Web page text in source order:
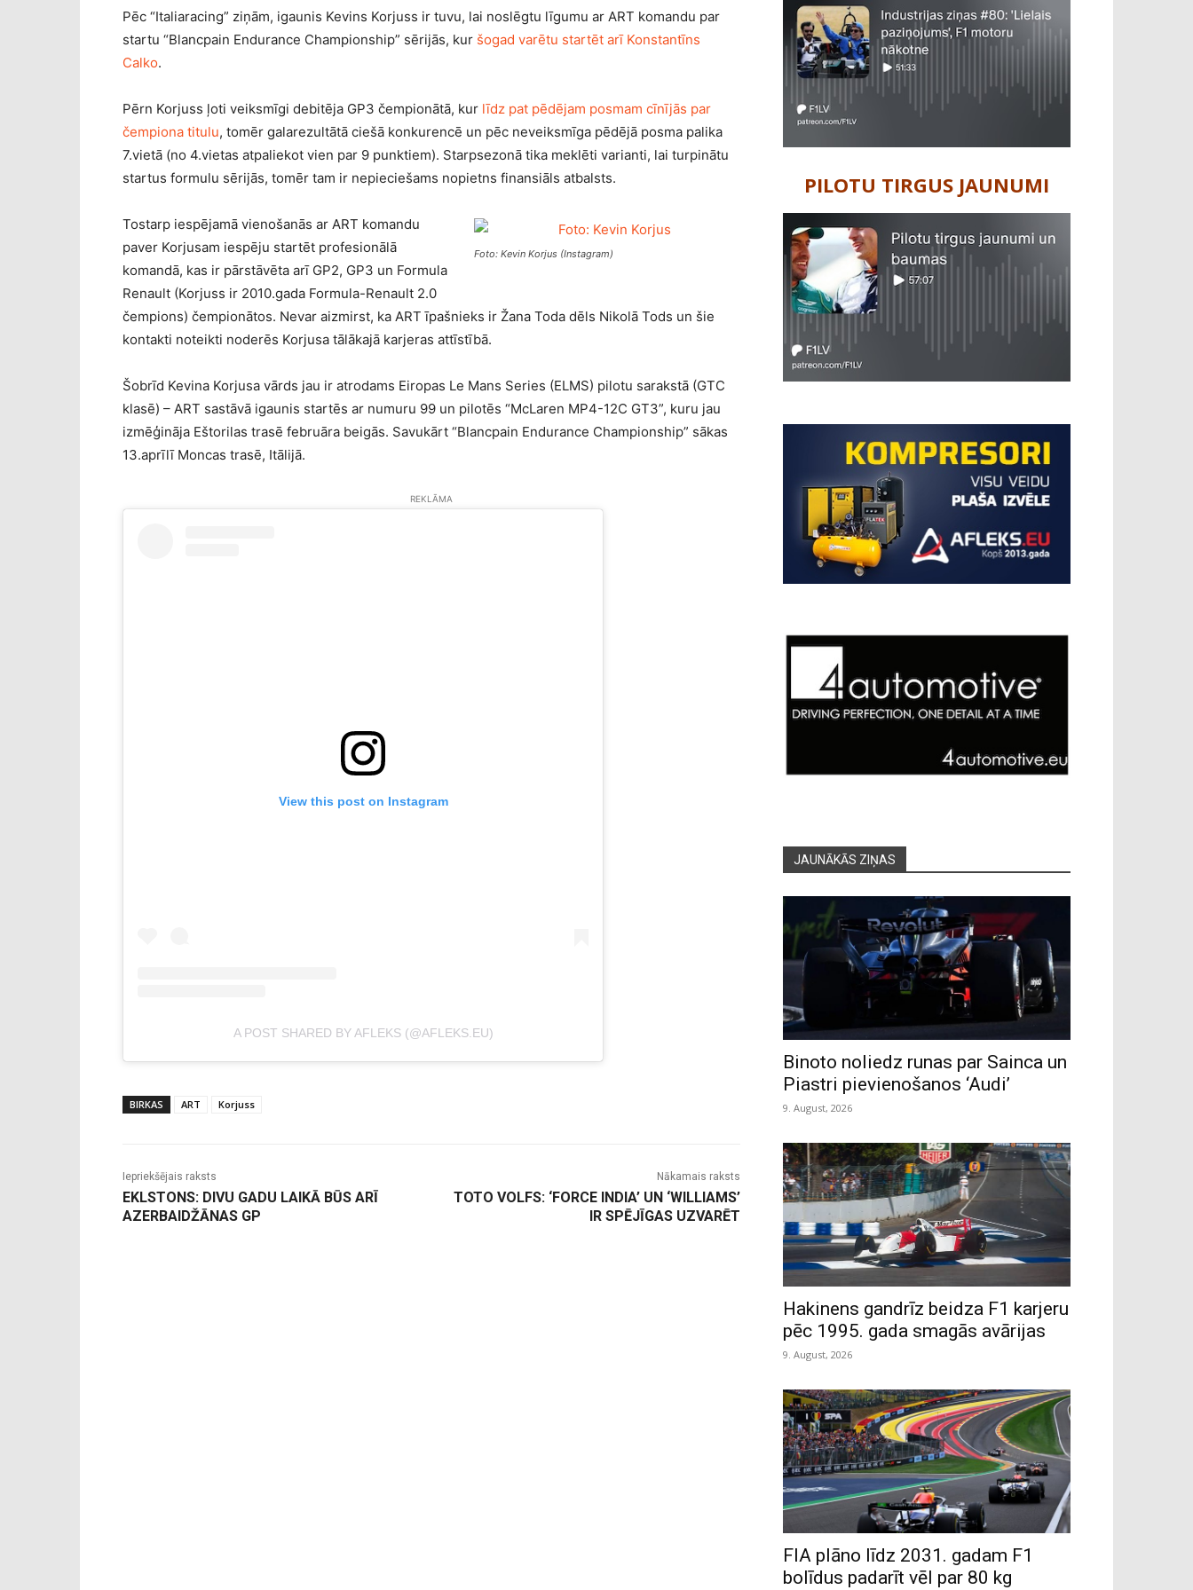
Pēc “Italiaracing” ziņām, igaunis Kevins Korjuss ir tuvu, lai noslēgtu līgumu ar ART komandu par
startu “Blancpain Endurance Championship” sērijās, kur šogad varētu startēt arī Konstantīns
Calko.
Pērn Korjuss ļoti veiksmīgi debitēja GP3 čempionātā, kur līdz pat pēdējam posmam cīnījās par
čempiona titulu, tomēr galarezultātā ciešā konkurencē un pēc neveiksmīga pēdējā posma palika
7.vietā (no 4.vietas atpaliekot vien par 9 punktiem). Starpsezonā tika meklēti varianti, lai turpinātu
startus formulu sērijās, tomēr tam ir nepieciešams nopietns finansiāls atbalsts.
Foto: Kevin Korjus (Instagram)
Tostarp iespējamā vienošanās ar ART komandu
paver Korjusam iespēju startēt profesionālā
komandā, kas ir pārstāvēta arī GP2, GP3 un Formula
Renault (Korjuss ir 2010.gada Formula-Renault 2.0
čempions) čempionātos. Nevar aizmirst, ka ART īpašnieks ir Žana Toda dēls Nikolā Tods un šie
kontakti noteikti noderēs Korjusa tālākajā karjeras attīstībā.
Šobrīd Kevina Korjusa vārds jau ir atrodams Eiropas Le Mans Series (ELMS) pilotu sarakstā (GTC
klasē) – ART sastāvā igaunis startēs ar numuru 99 un pilotēs “McLaren MP4-12C GT3”, kuru jau
izmēģināja Eštorilas trasē februāra beigās. Savukārt “Blancpain Endurance Championship” sākas
13.aprīlī Moncas trasē, Itālijā.
REKLĀMA
View this post on Instagram
A POST SHARED BY AFLEKS (@AFLEKS.EU)
BIRKAS ART Korjuss
Iepriekšējais raksts
EKLSTONS: DIVU GADU LAIKĀ BŪS ARĪ
AZERBAIDŽĀNAS GP
Nākamais raksts
TOTO VOLFS: ‘FORCE INDIA’ UN ‘WILLIAMS’
IR SPĒJĪGAS UZVARĒT
PILOTU TIRGUS JAUNUMI
JAUNĀKĀS ZIŅAS
Binoto noliedz runas par Sainca un
Piastri pievienošanos ‘Audi’
9. August, 2026
Hakinens gandrīz beidza F1 karjeru
pēc 1995. gada smagās avārijas
9. August, 2026
FIA plāno līdz 2031. gadam F1
bolīdus padarīt vēl par 80 kg